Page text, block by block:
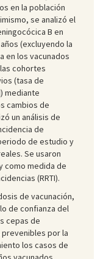
en la población
se analizó el
B en
(excluyendo la
en los vacunados
cohortes
(tasa de
mediante
cambios de
un análisis de
de
de estudio y
Se usaron
como medida de
(RRTI).
de vacunación,
de confianza del
cepas de
por la
los casos de